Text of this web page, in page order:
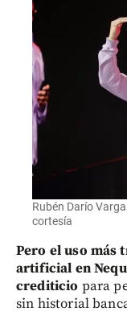
Rubén Darío
cortesía
Pero el uso más
artificial en
crediticio para
sin historial